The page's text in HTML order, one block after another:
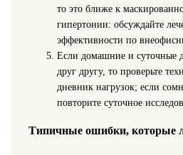
то это ближе к
гипертонии: обсуждайте
эффективности по
Если домашние и суточные
друг другу, то проверьте
дневник нагрузок; если
повторите суточное
Типичные ошибки, которые